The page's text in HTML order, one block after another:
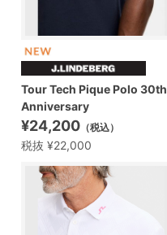
Tour Tech Pique Polo 30th
Anniversary
¥24,200 （税込）
税抜 ¥22,000